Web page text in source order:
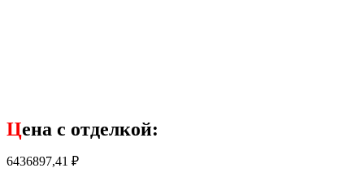
Цена с отделкой:
6436897,41 ₽